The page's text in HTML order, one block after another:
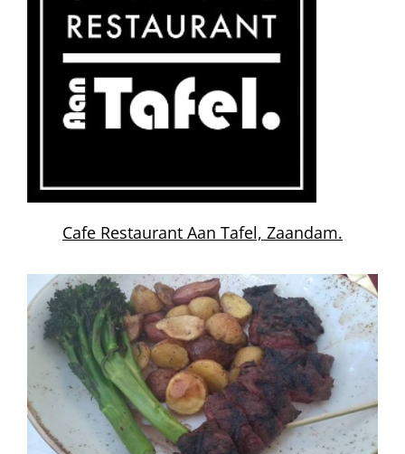
Cafe Restaurant Aan Tafel, Zaandam.